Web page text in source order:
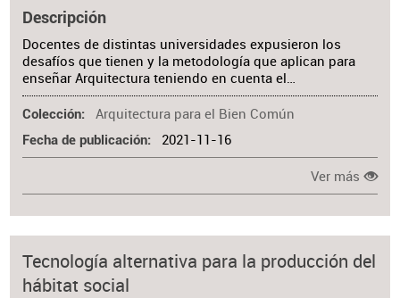
Descripción
Docentes de distintas universidades expusieron los
desafíos que tienen y la metodología que aplican para
enseñar Arquitectura teniendo en cuenta el…
Colección Arquitectura para el Bien Común
Fecha de publicación 2021-11-16
Ver más
Tecnología alternativa para la producción del
hábitat social